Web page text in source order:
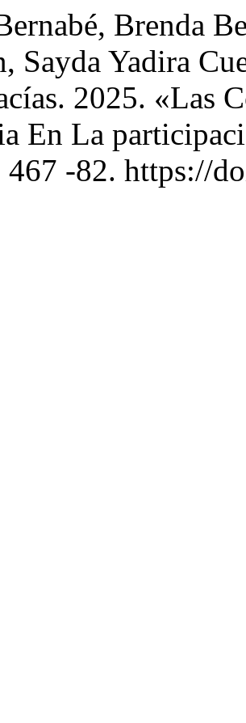
Brenda
Sayda Yadira
2025. «Las
En La
-82. https://